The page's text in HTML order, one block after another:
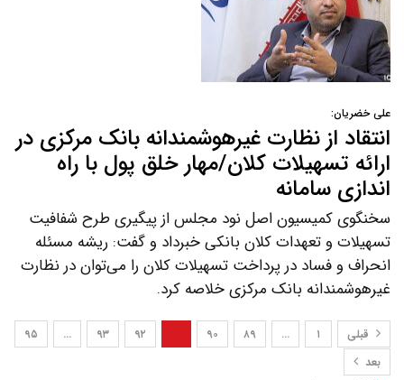
علی خضریان:
انتقاد از نظارت غیرهوشمندانه بانک مرکزی در
ارائه تسهیلات کلان/مهار خلق پول با راه
اندازی سامانه
سخنگوی کمیسیون اصل نود مجلس از پیگیری طرح شفافیت
تسهیلات و تعهدات کلان بانکی خبرداد و گفت: ریشه مسئله
انحراف و فساد در پرداخت تسهیلات کلان را می‌توان در نظارت
غیرهوشمندانه بانک مرکزی خلاصه کرد.
قبلی ۱ … ۸۹ ۹۰ ۹۲ ۹۳ …
۹۵
بعد